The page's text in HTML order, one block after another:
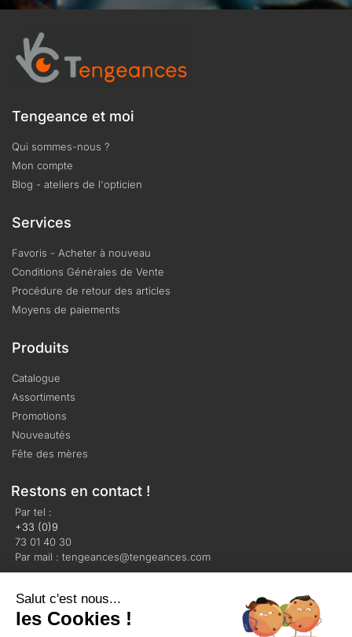
Tengeance et moi
Qui sommes-nous ?
Mon compte
Blog - ateliers de l'opticien
Services
Favoris - Acheter à nouveau
Conditions Générales de Vente
Procédure de retour des articles
Moyens de paiements
Produits
Catalogue
Assortiments
Promotions
Nouveautés
Fête des mères
Restons en contact !
Par tel :
+33 (0)9
73 01 40 30
Par mail : tengeances@tengeances.com
Salut c'est nous...
les Cookies !